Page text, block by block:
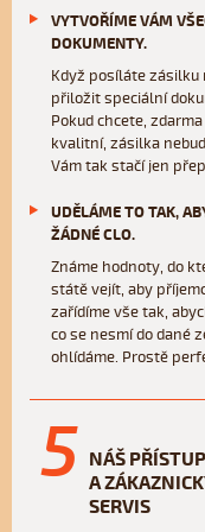
VYTVOŘÍME VÁM
DOKUMENTY.
Když posíláte zásilku
přiložit speciální
Pokud chcete,
kvalitní, zásilka
Vám tak stačí jen
UDĚLÁME TO TAK,
ŽÁDNÉ CLO.
Známe hodnoty, do
státě vejít, aby
zařídíme vše tak,
co se nesmí do dané
ohlídáme. Prostě
NÁŠ PŘÍSTUP
A
SERVIS
5